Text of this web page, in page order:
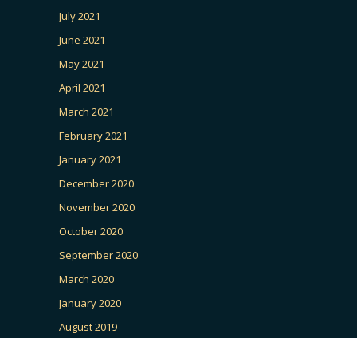
July 2021
June 2021
May 2021
April 2021
March 2021
February 2021
January 2021
December 2020
November 2020
October 2020
September 2020
March 2020
January 2020
August 2019